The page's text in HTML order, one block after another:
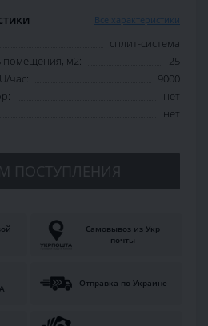
Все характеристики
сплит-система
помещения, м2:
25
час:
9000
нет
нет
ПОСТУПЛЕНИЯ
Самовывоз из Укр
почты
Отправка по Украине